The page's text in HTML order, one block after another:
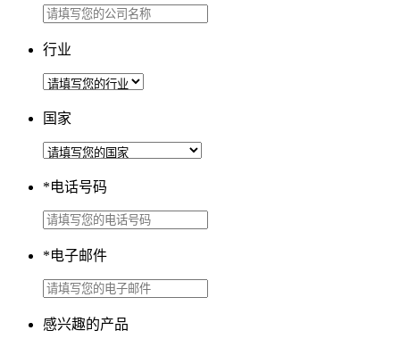
行业
国家
*电话号码
*电子邮件
感兴趣的产品